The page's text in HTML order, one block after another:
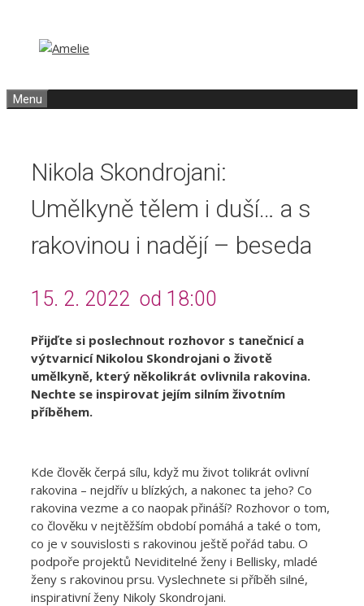
obsah
obsah
Menu
Nikola Skondrojani:
Umělkyně tělem i duší… a s
rakovinou i nadějí – beseda
15. 2. 2022 od 18:00
Přijďte si poslechnout rozhovor s tanečnicí a
výtvarnicí Nikolou Skondrojani o životě
umělkyně, který několikrát ovlivnila rakovina.
Nechte se inspirovat jejím silním životním
příběhem.
Kde člověk čerpá sílu, když mu život tolikrát ovlivní
rakovina – nejdřív u blízkých, a nakonec ta jeho? Co
rakovina vezme a co naopak přináší? Rozhovor o tom,
co člověku v nejtěžším období pomáhá a také o tom,
co je v souvislosti s rakovinou ještě pořád tabu. O
podpoře projektů Neviditelné ženy i Bellisky, mladé
ženy s rakovinou prsu. Vyslechnete si příběh silné,
inspirativní ženy Nikoly Skondrojani.